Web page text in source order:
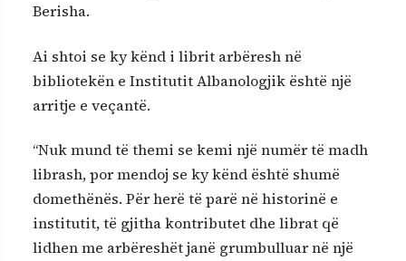
Berisha.
Ai shtoi se ky kënd i librit arbëresh në
bibliotekën e Institutit Albanologjik është një
arritje e veçantë.
“Nuk mund të themi se kemi një numër të madh
librash, por mendoj se ky kënd është shumë
domethënës. Për herë të parë në historinë e
institutit, të gjitha kontributet dhe librat që
lidhen me arbëreshët janë grumbulluar në një